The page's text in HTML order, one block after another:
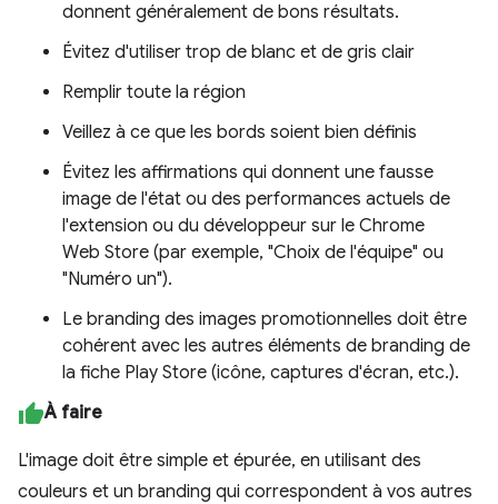
donnent généralement de bons résultats.
Évitez d'utiliser trop de blanc et de gris clair
Remplir toute la région
Veillez à ce que les bords soient bien définis
Évitez les affirmations qui donnent une fausse
image de l'état ou des performances actuels de
l'extension ou du développeur sur le Chrome
Web Store (par exemple, "Choix de l'équipe" ou
"Numéro un").
Le branding des images promotionnelles doit être
cohérent avec les autres éléments de branding de
la fiche Play Store (icône, captures d'écran, etc.).
À faire
L'image doit être simple et épurée, en utilisant des
couleurs et un branding qui correspondent à vos autres